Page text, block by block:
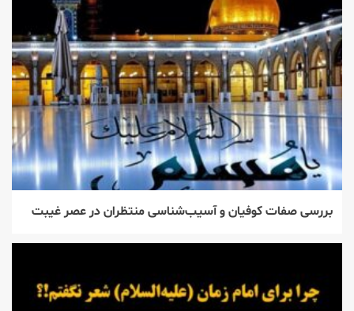
بررسی صفات کوفیان و آسیب‌شناسی منتظران در عصر غیبت